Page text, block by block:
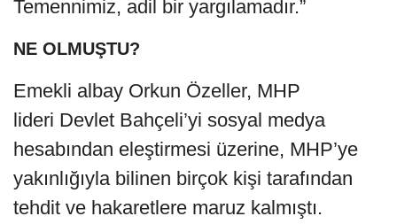
Temennimiz, adil bir yargılamadır.”
NE OLMUŞTU?
Emekli albay Orkun Özeller, MHP
lideri Devlet Bahçeli’yi sosyal medya
hesabından eleştirmesi üzerine, MHP’ye
yakınlığıyla bilinen birçok kişi tarafından
tehdit ve hakaretlere maruz kalmıştı.